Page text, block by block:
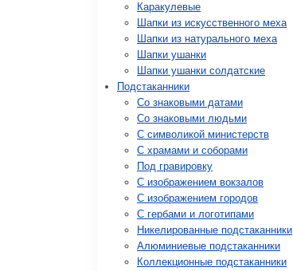
Каракулевые
Шапки из искусственного меха
Шапки из натурального меха
Шапки ушанки
Шапки ушанки солдатские
Подстаканники
Со знаковыми датами
Cо знаковыми людьми
C символикой министерств
C храмами и соборами
Под гравировку
С изображением вокзалов
С изображением городов
С гербами и логотипами
Никелированные подстаканники
Алюминиевые подстаканники
Коллекционные подстаканники